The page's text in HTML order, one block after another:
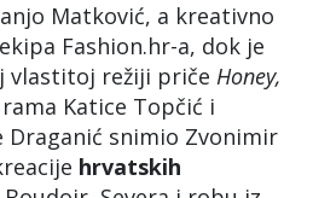
Matković, a kreativno
Fashion.hr-a, dok je
vlastitoj režiji priče Honey,
Katice Topčić i
Draganić snimio Zvonimir
hrvatskih